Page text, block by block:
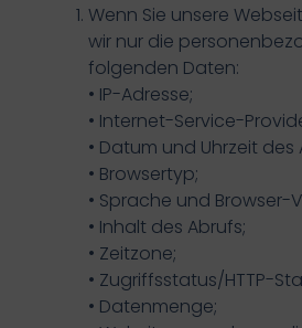
Wenn Sie unsere
wir nur die
folgenden Daten:
• IP-Adresse;
• Internet-Service-
• Datum und Uhrzeit des
• Browsertyp;
• Sprache und Browser-
• Inhalt des Abrufs;
• Zeitzone;
• Zugriffsstatus/HTTP-
• Datenmenge;